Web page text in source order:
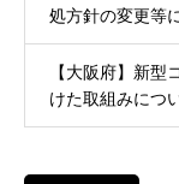
処方針の変更等
【大阪府】新型
けた取組みにつ